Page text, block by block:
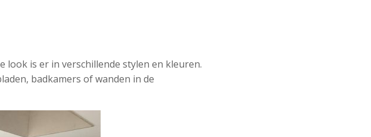
is er in verschillende stylen en kleuren.
badkamers of wanden in de